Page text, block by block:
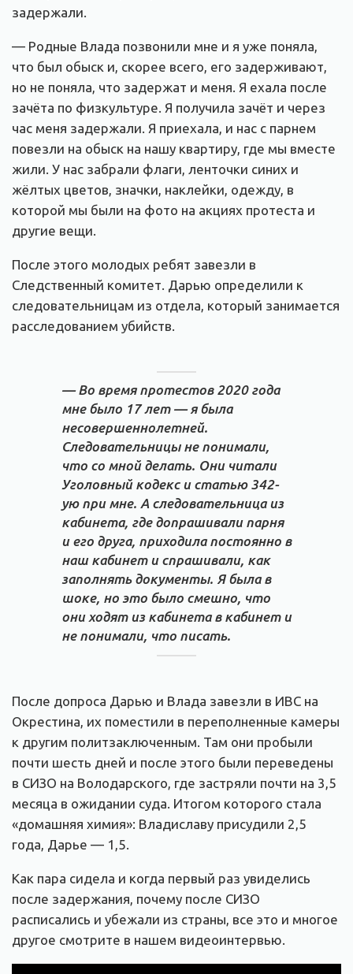
задержали.
— Родные Влада позвонили мне и я уже поняла,
что был обыск и, скорее всего, его задерживают,
но не поняла, что задержат и меня. Я ехала после
зачёта по физкультуре. Я получила зачёт и через
час меня задержали. Я приехала, и нас с парнем
повезли на обыск на нашу квартиру, где мы вместе
жили. У нас забрали флаги, ленточки синих и
жёлтых цветов, значки, наклейки, одежду, в
которой мы были на фото на акциях протеста и
другие вещи.
После этого молодых ребят завезли в
Следственный комитет. Дарью определили к
следовательницам из отдела, который занимается
расследованием убийств.
— Во время протестов 2020 года
мне было 17 лет — я была
несовершеннолетней.
Следовательницы не понимали,
что со мной делать. Они читали
Уголовный кодекс и статью 342-
ую при мне. А следовательница из
кабинета, где допрашивали парня
и его друга, приходила постоянно в
наш кабинет и спрашивали, как
заполнять документы. Я была в
шоке, но это было смешно, что
они ходят из кабинета в кабинет и
не понимали, что писать.
После допроса Дарью и Влада завезли в ИВС на
Окрестина, их поместили в переполненные камеры
к другим политзаключенным. Там они пробыли
почти шесть дней и после этого были переведены
в СИЗО на Володарского, где застряли почти на 3,5
месяца в ожидании суда. Итогом которого стала
«домашняя химия»: Владиславу присудили 2,5
года, Дарье — 1,5.
Как пара сидела и когда первый раз увиделись
после задержания, почему после СИЗО
расписались и убежали из страны, все это и многое
другое смотрите в нашем видеоинтервью.